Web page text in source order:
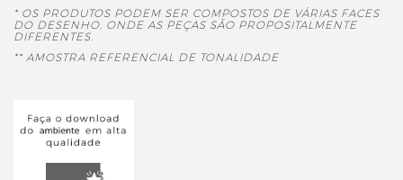
* OS PRODUTOS PODEM SER COMPOSTOS DE VÁRIAS FACES
DO DESENHO, ONDE AS PEÇAS SÃO PROPOSITALMENTE
DIFERENTES.
** AMOSTRA REFERENCIAL DE TONALIDADE